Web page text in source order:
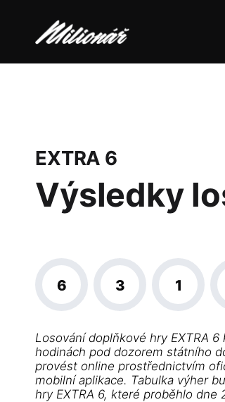
EXTRA 6
Výsledky
6 3 1
Losování doplňkové hry EXTRA
hodinách pod dozorem státního
provést online prostřednictvím
mobilní aplikace. Tabulka výher
hry EXTRA 6, které proběhlo